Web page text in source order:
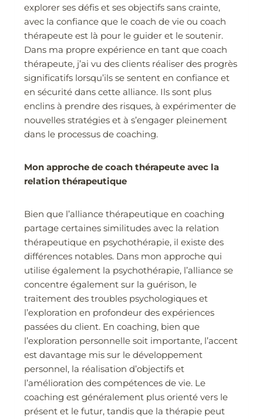
explorer ses défis et ses objectifs sans crainte,
avec la confiance que le coach de vie ou coach
thérapeute est là pour le guider et le soutenir.
Dans ma propre expérience en tant que coach
thérapeute, j’ai vu des clients réaliser des progrès
significatifs lorsqu’ils se sentent en confiance et
en sécurité dans cette alliance. Ils sont plus
enclins à prendre des risques, à expérimenter de
nouvelles stratégies et à s’engager pleinement
dans le processus de coaching.
Mon approche de coach thérapeute avec la
relation thérapeutique
Bien que l’alliance thérapeutique en coaching
partage certaines similitudes avec la relation
thérapeutique en psychothérapie, il existe des
différences notables. Dans mon approche qui
utilise également la psychothérapie, l’alliance se
concentre également sur la guérison, le
traitement des troubles psychologiques et
l’exploration en profondeur des expériences
passées du client. En coaching, bien que
l’exploration personnelle soit importante, l’accent
est davantage mis sur le développement
personnel, la réalisation d’objectifs et
l’amélioration des compétences de vie. Le
coaching est généralement plus orienté vers le
présent et le futur, tandis que la thérapie peut